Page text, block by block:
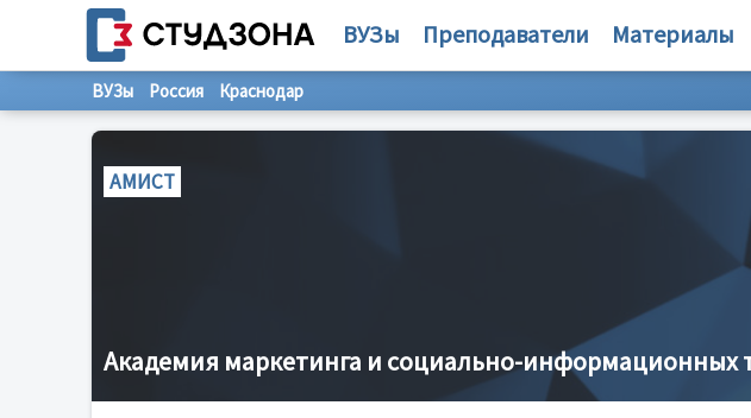
ВУЗы Преподаватели Материалы
ВУЗы Россия Краснодар
АМИСТ
Академия маркетинга и социально-информационных